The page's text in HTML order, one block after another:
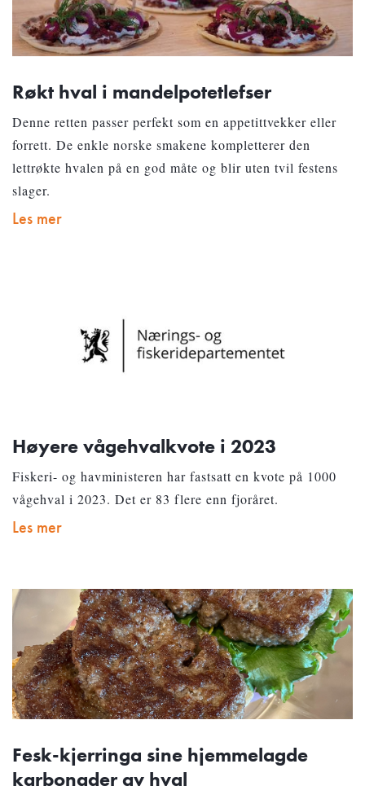
Røkt hval i mandelpotetlefser
Denne retten passer perfekt som en appetittvekker eller
forrett. De enkle norske smakene kompletterer den
lettrøkte hvalen på en god måte og blir uten tvil festens
slager.
Les mer
Høyere vågehvalkvote i 2023
Fiskeri- og havministeren har fastsatt en kvote på 1000
vågehval i 2023. Det er 83 flere enn fjoråret.
Les mer
Fesk-kjerringa sine hjemmelagde
karbonader av hval